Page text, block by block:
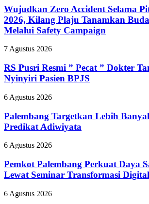
Accident
Selama
Pit
Stop
II
Kilang
Plaju
Tanamkan
Budaya
HSSE
Melalui
Safety
Campaign
Wujudkan Zero Accident Selama
2026, Kilang Plaju Tanamkan
Melalui Safety Campaign
RS
Resmi
”
Pecat
Dokter
yang
Nyinyiri
BPJS
7 Agustus 2026
RS Pusri Resmi ” Pecat ” Dokter
Nyinyiri Pasien BPJS
Palembang
Lebih
Banyak
Sekolah
Predikat
6 Agustus 2026
Palembang Targetkan Lebih
Predikat Adiwiyata
Pemkot
Perkuat
Daya
Saing
Lewat
6 Agustus 2026
Pemkot Palembang Perkuat Daya
Lewat Seminar Transformasi Digital
Bupati
6 Agustus 2026